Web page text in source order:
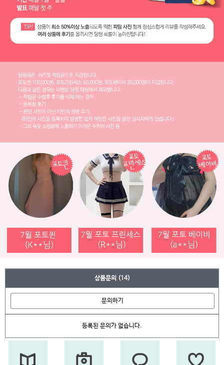
상품문의 (14)
문의하기
등록된 문의가 없습니다.